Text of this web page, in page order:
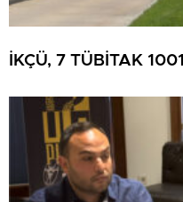
İKÇÜ, 7 TÜBİTAK